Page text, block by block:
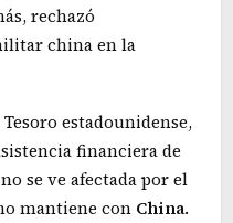
rechazó
china en la
estadounidense,
financiera de
no se ve afectada por el
mantiene con China.